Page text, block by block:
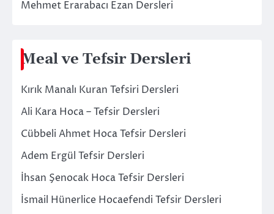
Mehmet Erarabacı Ezan Dersleri
Meal ve Tefsir Dersleri
Kırık Manalı Kuran Tefsiri Dersleri
Ali Kara Hoca – Tefsir Dersleri
Cübbeli Ahmet Hoca Tefsir Dersleri
Adem Ergül Tefsir Dersleri
İhsan Şenocak Hoca Tefsir Dersleri
İsmail Hünerlice Hocaefendi Tefsir Dersleri